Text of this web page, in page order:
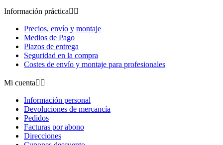
Información práctica 
Precios, envío y montaje
Medios de Pago
Plazos de entrega
Seguridad en la compra
Costes de envío y montaje para profesionales
Mi cuenta 
Información personal
Devoluciones de mercancía
Pedidos
Facturas por abono
Direcciones